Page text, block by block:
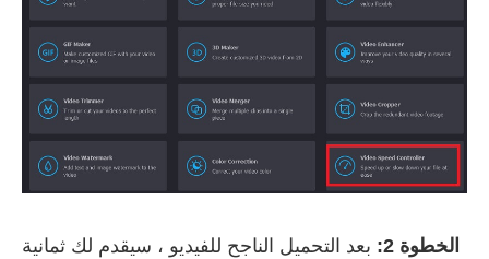
الخطوة 2:
بعد التحميل الناجح للفيديو ، سيقدم لك ثمانية